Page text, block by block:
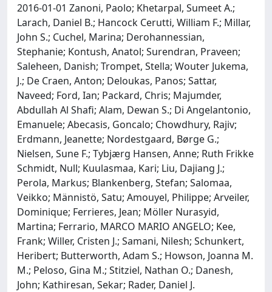
2016-01-01 Zanoni, Paolo; Khetarpal, Sumeet A.;
Larach, Daniel B.; Hancock Cerutti, William F.; Millar,
John S.; Cuchel, Marina; Derohannessian,
Stephanie; Kontush, Anatol; Surendran, Praveen;
Saleheen, Danish; Trompet, Stella; Wouter Jukema,
J.; De Craen, Anton; Deloukas, Panos; Sattar,
Naveed; Ford, Ian; Packard, Chris; Majumder,
Abdullah Al Shafi; Alam, Dewan S.; Di Angelantonio,
Emanuele; Abecasis, Goncalo; Chowdhury, Rajiv;
Erdmann, Jeanette; Nordestgaard, Børge G.;
Nielsen, Sune F.; Tybjærg Hansen, Anne; Ruth Frikke
Schmidt, Null; Kuulasmaa, Kari; Liu, Dajiang J.;
Perola, Markus; Blankenberg, Stefan; Salomaa,
Veikko; Männistö, Satu; Amouyel, Philippe; Arveiler,
Dominique; Ferrieres, Jean; Möller Nurasyid,
Martina; Ferrario, MARCO MARIO ANGELO; Kee,
Frank; Willer, Cristen J.; Samani, Nilesh; Schunkert,
Heribert; Butterworth, Adam S.; Howson, Joanna M.
M.; Peloso, Gina M.; Stitziel, Nathan O.; Danesh,
John; Kathiresan, Sekar; Rader, Daniel J.